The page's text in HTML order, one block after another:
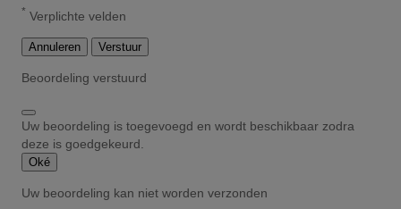
* Verplichte velden
Annuleren Verstuur
Beoordeling verstuurd
Uw beoordeling is toegevoegd en wordt beschikbaar zodra
deze is goedgekeurd.
Oké
Uw beoordeling kan niet worden verzonden